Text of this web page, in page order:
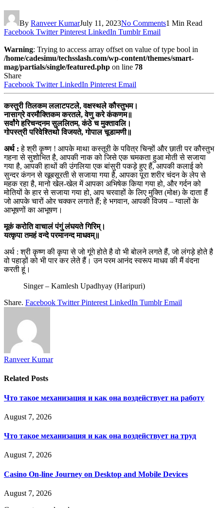
By Ranveer KumarJuly 11, 2023No Comments1 Min Read
Facebook Twitter Pinterest LinkedIn Tumblr Email
Warning: Trying to access array offset on value of type bool in
/home/cadesimu/techsslash.com/wp-content/themes/smart-
mag/partials/single/featured.php on line 78
Share
Facebook Twitter LinkedIn Pinterest Email
कस्तुरी तिलकम ललाटपटले, वक्षस्थले कौस्तुभम।
नासाग्रे वरमौक्तिकम करतले, वेणु करे कंकणम॥
सर्वांगे हरिचन्दनम सुललितम, कंठे च मुक्तावलि।
गोपस्त्री परिवेश्तिथो विजयते, गोपाल चूडामणी॥
अर्थ :हे श्री कृष्ण ! आपके माथा कस्तूरी के पवित्र चिन्हों और छाती पर कौस्तुभ
गहना से सुशोभित है, आपकी नाक को जिसे एक चमकता हुआ मोती से सजाया
गया है, आपकी हाथों की उंगलिया एक बांसुरी पकड़े हुए हैं, आपकी कलाई को
सुन्दर कंगन से खूबसूरती से सजाया गया है, आपका पूरा शरीर चंदन के लेप से
महक रहा है, मानो खेल-खेल में आपका अभिषेक किया गया हो, और गर्दन को
मोतियों के हार से सजाया गया हो, आप चरवाहों के लिए मुक्ति (मोक्ष) के दाता हैं
जो आपके चारों ओर चक्कर लगाते हैं; हे भगवान, आपकी विजय – ग्वालों के
आभूषणों का आभूषण।
मूकं करोति वाचालं पंगुं लंघयते गिरिम्‌।
यत्कृपा तमहं वन्दे परमानन्द माधवम्‌॥
अर्थ : श्री कृष्ण की कृपा से जो गूंगे होते है वो भी बोलने लगते हैं, जो लंगड़े होते है
वो पहाड़ों को भी पार कर लेते हैं। उन परम आनंद स्वरूप माधव की मैं वंदना
करती हूं।
Singer – Kamlesh Upadhyay (Haripuri)
Share. Facebook Twitter Pinterest LinkedIn Tumblr Email
Ranveer Kumar
Related Posts
Что такое механизация и как она воздействует на работу
August 7, 2026
Что такое механизация и как она воздействует на труд
August 7, 2026
Casino On-line Journey on Desktop and Mobile Devices
August 7, 2026